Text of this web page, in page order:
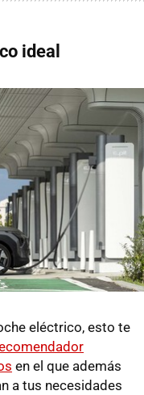
ideal
eléctrico, esto te
en el que además
a tus necesidades